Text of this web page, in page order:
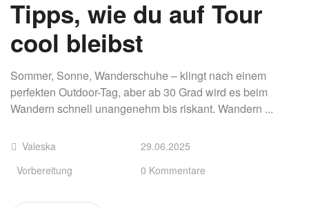
Tipps, wie du auf Tour
cool bleibst
Sommer, Sonne, Wanderschuhe – klingt nach einem
perfekten Outdoor-Tag, aber ab 30 Grad wird es beim
Wandern schnell unangenehm bis riskant. Wandern ...
Valeska
Vorbereitung
29.06.2025
0 Kommentare